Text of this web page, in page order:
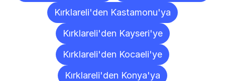
Kırklareli'den Kastamonu'ya
Kırklareli'den Kayseri'ye
Kırklareli'den Kocaeli'ye
Kırklareli'den Konya'ya